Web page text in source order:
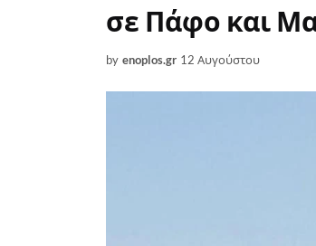
σε Πάφο και
by enoplos.gr 12 Αυγούστου